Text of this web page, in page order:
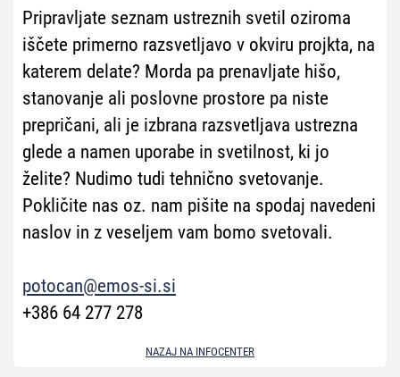
Pripravljate seznam ustreznih svetil oziroma
iščete primerno razsvetljavo v okviru projkta, na
katerem delate? Morda pa prenavljate hišo,
stanovanje ali poslovne prostore pa niste
prepričani, ali je izbrana razsvetljava ustrezna
glede a namen uporabe in svetilnost, ki jo
želite? Nudimo tudi tehnično svetovanje.
Pokličite nas oz. nam pišite na spodaj navedeni
naslov in z veseljem vam bomo svetovali.
potocan@emos-si.si
+386 64 277 278
NAZAJ NA INFOCENTER